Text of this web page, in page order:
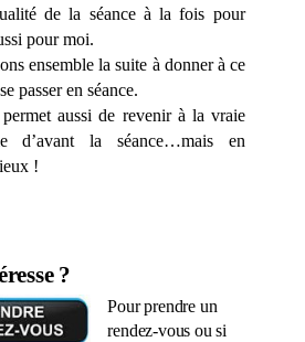
de la séance à la fois pour
pour moi.
ensemble la suite à donner à ce
passer en séance.
permet aussi de revenir à la vraie
d’avant la séance…mais en
!
?
Pour prendre un
rendez-vous ou si